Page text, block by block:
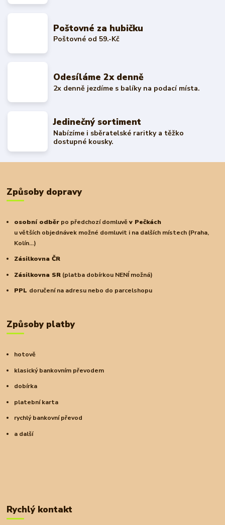
Poštovné za hubičku
Poštovné od 59.-Kč
Odesíláme 2x denně
2x denně jezdíme s balíky na podací místa.
Jedinečný sortiment
Nabízíme i sběratelské raritky a těžko
dostupné kousky.
Způsoby dopravy
osobní odběr po předchozí domluvěv Pečkách
u větších objednávek možné domluvit i na dalších místech (Praha,
Kolín...)
Zásilkovna ČR
Zásilkovna SR (platba dobírkou NENÍ možná)
PPL doručení na adresu nebo do parcelshopu
Způsoby platby
hotově
klasický bankovním převodem
dobírka
platební karta
rychlý bankovní převod
a další
Rychlý kontakt